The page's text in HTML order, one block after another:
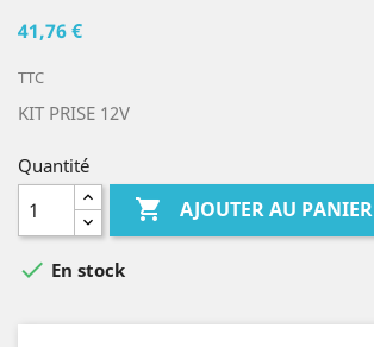
41,76 €
TTC
KIT PRISE 12V
Quantité
 AJOUTER AU PANIER
 En stock